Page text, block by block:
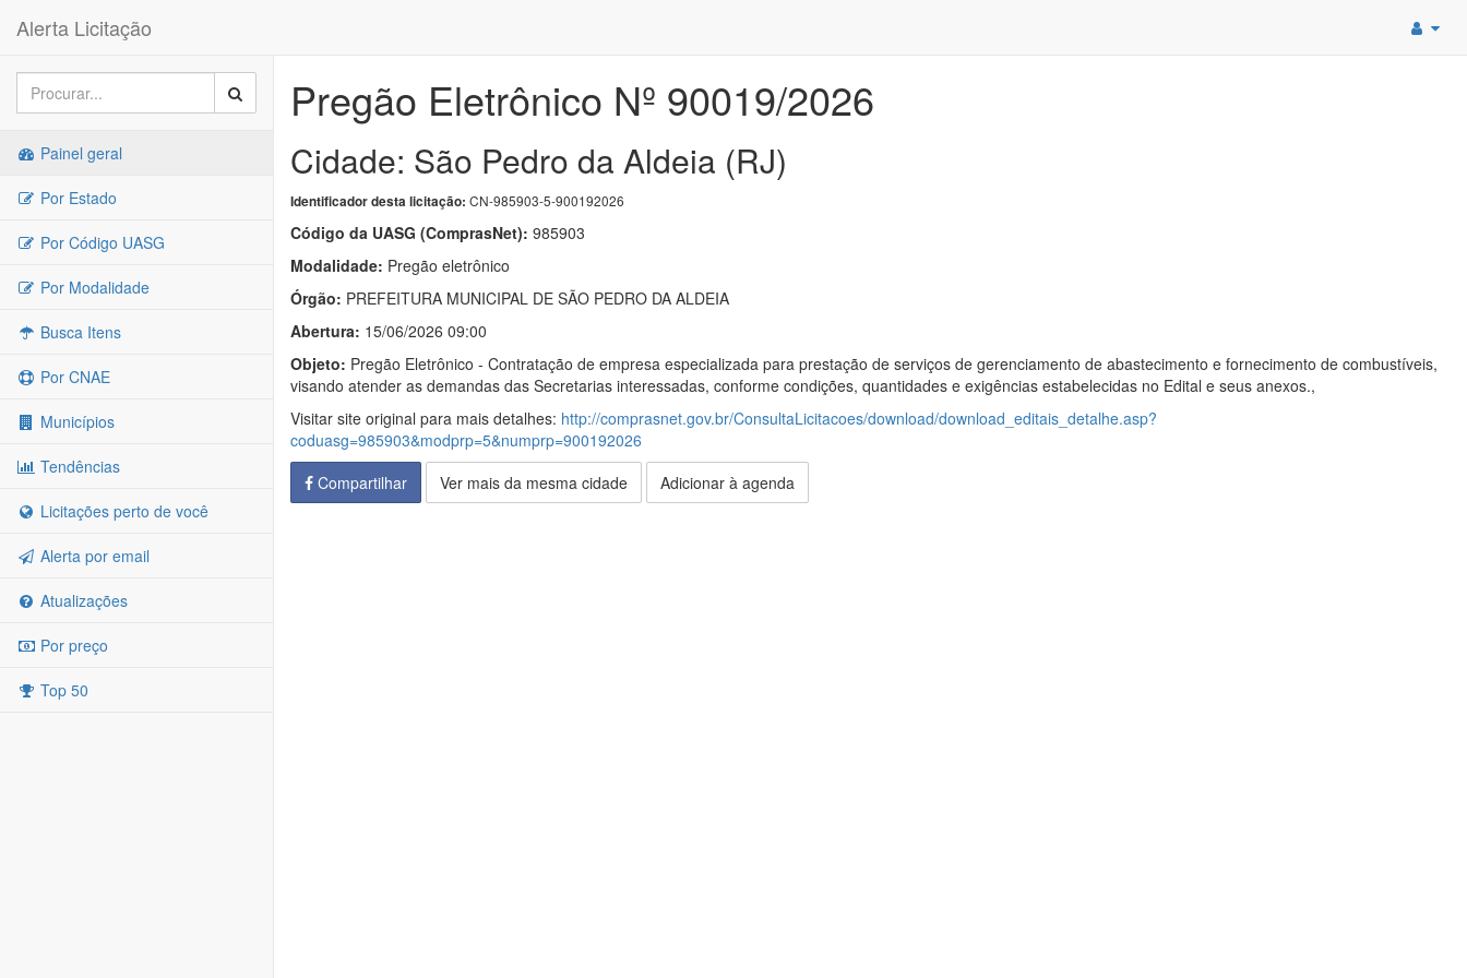
Alerta Licitação
Painel geral
Por Estado
Por Código UASG
Por Modalidade
Busca Itens
Por CNAE
Municípios
Tendências
Licitações perto de você
Alerta por email
Atualizações
Por preço
Top 50
Pregão Eletrônico Nº 90019/2026
Cidade: São Pedro da Aldeia (RJ)
Identificador desta licitação: CN-985903-5-900192026
Código da UASG (ComprasNet): 985903
Modalidade: Pregão eletrônico
Órgão: PREFEITURA MUNICIPAL DE SÃO PEDRO DA ALDEIA
Abertura: 15/06/2026 09:00
Objeto: Pregão Eletrônico - Contratação de empresa especializada para prestação de serviços de gerenciamento de abastecimento e fornecimento de combustíveis,
visando atender as demandas das Secretarias interessadas, conforme condições, quantidades e exigências estabelecidas no Edital e seus anexos.,
Visitar site original para mais detalhes: http://comprasnet.gov.br/ConsultaLicitacoes/download/download_editais_detalhe.asp?
coduasg=985903&modprp=5&numprp=900192026
Compartilhar
Ver mais da mesma cidade Adicionar à agenda